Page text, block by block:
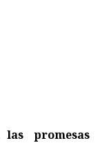
las promesas